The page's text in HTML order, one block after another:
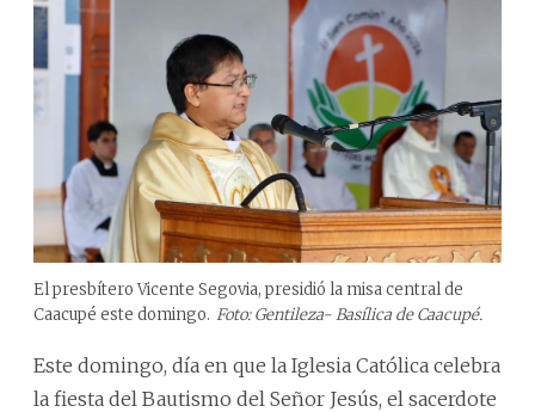
El presbítero Vicente Segovia, presidió la misa central de
Caacupé este domingo. Foto: Gentileza- Basílica de Caacupé.
Este domingo, día en que la Iglesia Católica celebra
la fiesta del Bautismo del Señor Jesús, el sacerdote